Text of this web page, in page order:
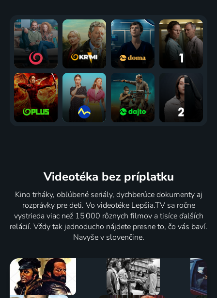
Videotéka bez príplatku
Kino trháky, obľúbené seriály, dychberúce dokumenty aj
rozprávky pre deti. Vo videotéke Lepšia.TV sa ročne
vystrieda viac než 15 000 rôznych filmov a tisíce ďalších
relácií. Vždy tak jednoducho nájdete presne to, čo vás baví.
Navyše v slovenčine.